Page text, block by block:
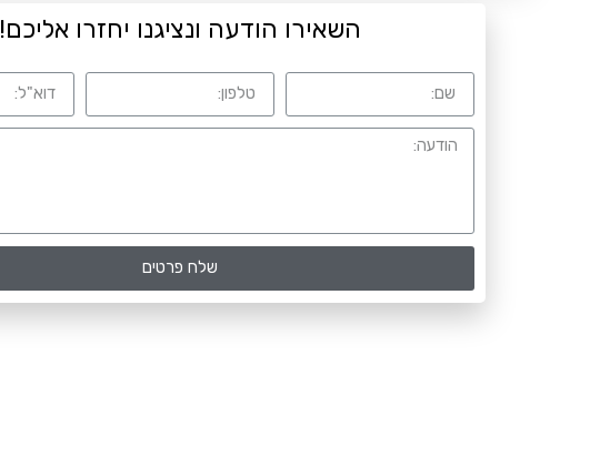
השאירו הודעה ונציגנו יחזרו אליכם!
שלח פרטים